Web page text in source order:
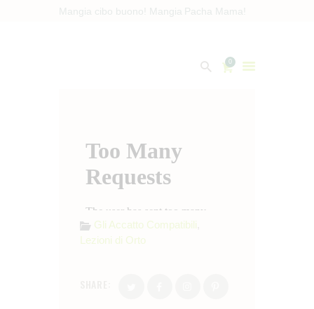
0
Buono per te… Buono per l'ambiente…
PRIVACY POLICY
COOKIE POLICY
Gli Accatto Compatibili
Lezioni di Orto